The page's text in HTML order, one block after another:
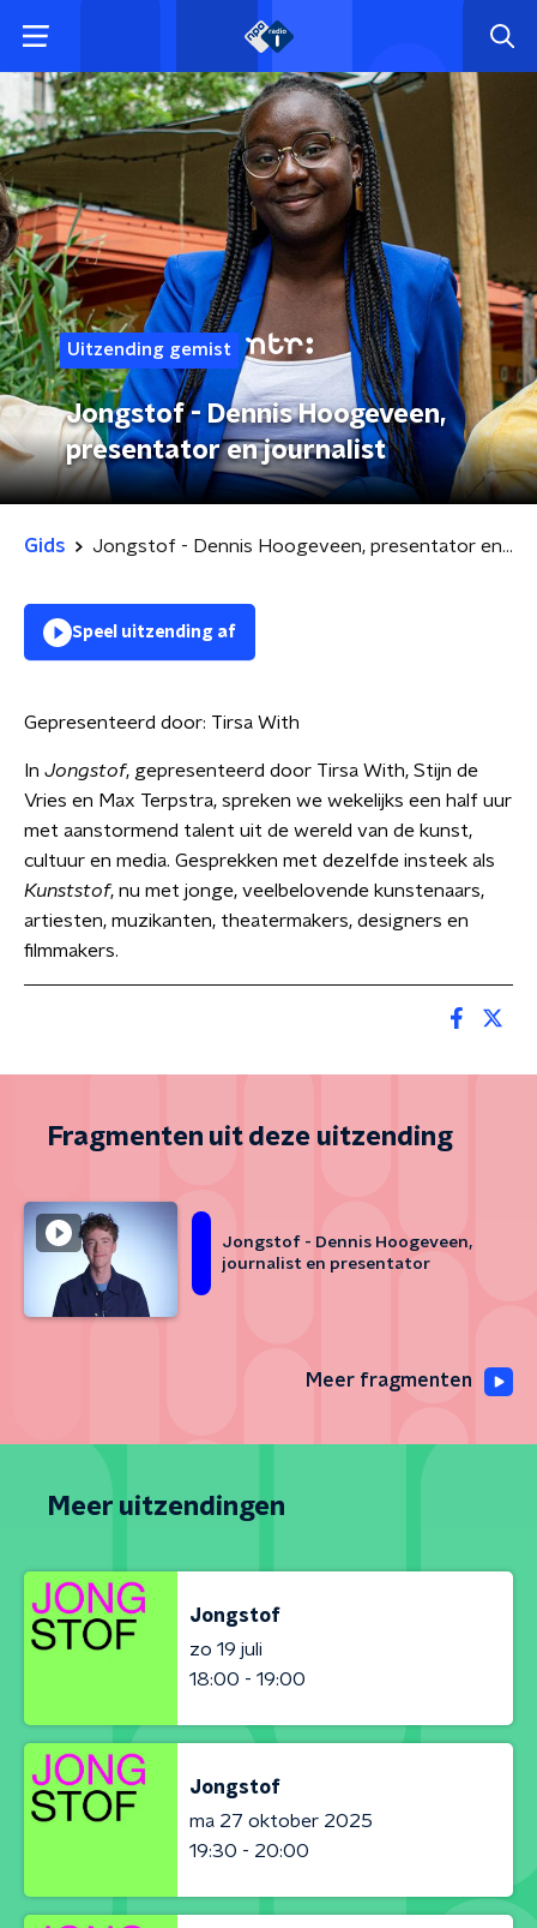
Uitzending gemist
Jongstof - Dennis Hoogeveen,
presentator en journalist
Gids Jongstof - Dennis Hoogeveen, presentator en journalist
Speel uitzending af
Gepresenteerd door: Tirsa With
In Jongstof, gepresenteerd door Tirsa With, Stijn de
Vries en Max Terpstra, spreken we wekelijks een half uur
met aanstormend talent uit de wereld van de kunst,
cultuur en media. Gesprekken met dezelfde insteek als
Kunststof, nu met jonge, veelbelovende kunstenaars,
artiesten, muzikanten, theatermakers, designers en
filmmakers.
Fragmenten uit deze uitzending
Jongstof - Dennis Hoogeveen,
journalist en presentator
Meer fragmenten
Meer uitzendingen
Jongstof
zo 19 juli
18:00 - 19:00
Jongstof
ma 27 oktober 2025
19:30 - 20:00